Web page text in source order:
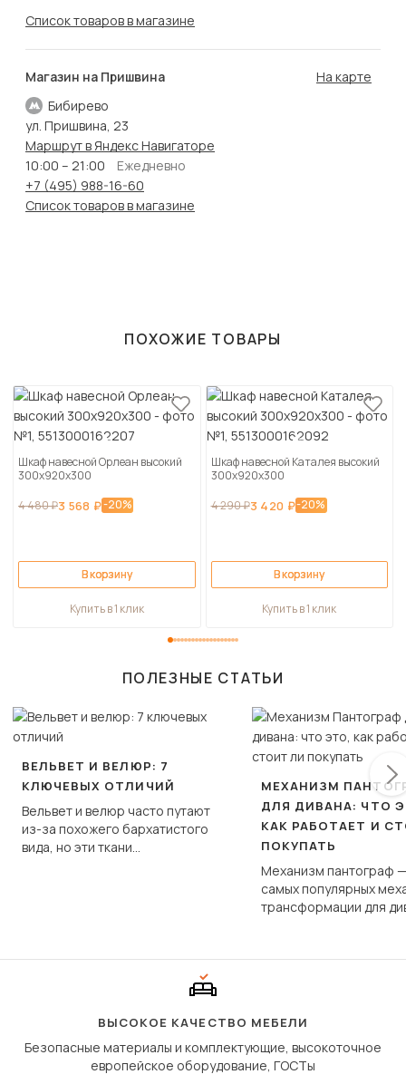
Список товаров в магазине
Магазин на Пришвина
Бибирево
На карте
ул. Пришвина, 23
Маршрут в Яндекс Навигаторе
10:00 – 21:00
Ежедневно
+7 (495) 988-16-60
Список товаров в магазине
ПОХОЖИЕ ТОВАРЫ
Шкаф навесной Орлеан высокий
300х920х300
4 480 ₽3 568 ₽-20%
В корзину
Купить в 1 клик
Шкаф навесной Каталея высокий
300х920х300
4 290 ₽3 420 ₽-20%
В корзину
Купить в 1 клик
ПОЛЕЗНЫЕ СТАТЬИ
ВЕЛЬВЕТ И ВЕЛЮР: 7
КЛЮЧЕВЫХ ОТЛИЧИЙ
Вельвет и велюр часто путают
из-за похожего бархатистого
вида, но эти ткани
МЕХАНИЗМ
ДЛЯ ДИВАНА: ЧТО
КАК РАБОТАЕТ И
ПОКУПАТЬ
Механизм пантограф
самых популярных
трансформации для
сиденье не
дугообразной
ВЫСОКОЕ КАЧЕСТВО МЕБЕЛИ
Безопасные материалы и комплектующие, высокоточное
европейское оборудование, ГОСТы